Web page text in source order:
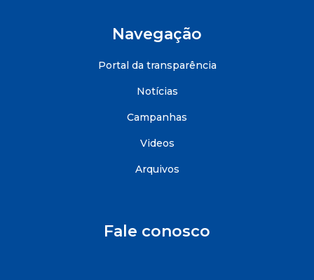
Navegação
Portal da transparência
Notícias
Campanhas
Videos
Arquivos
Fale conosco